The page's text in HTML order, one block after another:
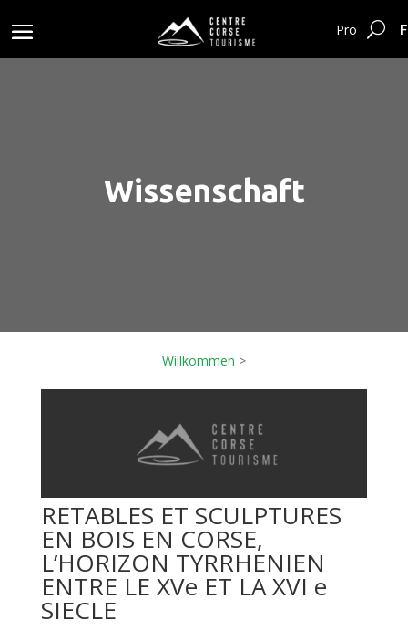
Pro
Wissenschaft
Willkommen >
RETABLES ET SCULPTURES
EN BOIS EN CORSE,
L’HORIZON TYRRHENIEN
ENTRE LE XVe ET LA XVI e
SIECLE